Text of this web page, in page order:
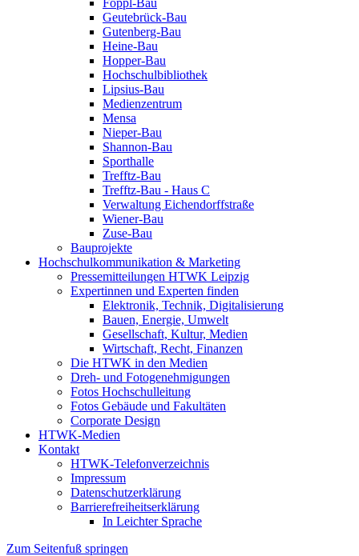
Geutebrück-Bau
Gutenberg-Bau
Heine-Bau
Hopper-Bau
Hochschulbibliothek
Lipsius-Bau
Medienzentrum
Mensa
Nieper-Bau
Shannon-Bau
Sporthalle
Trefftz-Bau
Trefftz-Bau - Haus C
Verwaltung Eichendorffstraße
Wiener-Bau
Zuse-Bau
Bauprojekte
Hochschulkommunikation & Marketing
Pressemitteilungen HTWK Leipzig
Expertinnen und Experten finden
Elektronik, Technik, Digitalisierung
Bauen, Energie, Umwelt
Gesellschaft, Kultur, Medien
Wirtschaft, Recht, Finanzen
Die HTWK in den Medien
Dreh- und Fotogenehmigungen
Fotos Hochschulleitung
Fotos Gebäude und Fakultäten
Corporate Design
HTWK-Medien
Kontakt
HTWK-Telefonverzeichnis
Impressum
Datenschutzerklärung
Barrierefreiheitserklärung
In Leichter Sprache
Zum Seitenfuß springen